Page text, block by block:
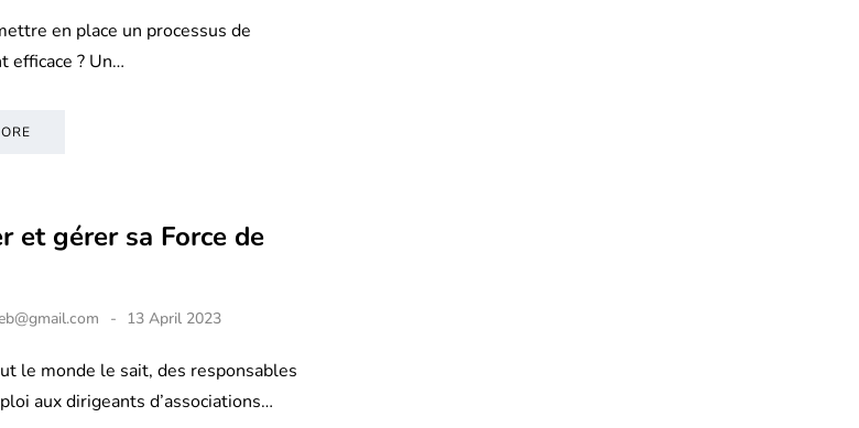
en place un processus de
efficace ? Un…
et gérer sa Force de
13 April 2023
le monde le sait, des responsables
aux dirigeants d’associations…